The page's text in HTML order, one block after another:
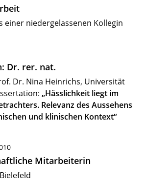
einer niedergelassenen Kollegin
Dr. rer. nat.
Dr. Nina Heinrichs, Universität
„Hässlichkeit liegt im
Relevanz des Aussehens
und klinischen Kontext“
Mitarbeiterin